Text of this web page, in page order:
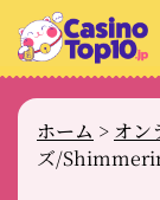
カジノサイトの
ホーム > オン
ズ/